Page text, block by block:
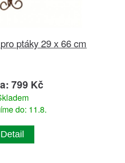
ptáky 29 x 66 cm
799 Kč
do: 11.8.
Detail